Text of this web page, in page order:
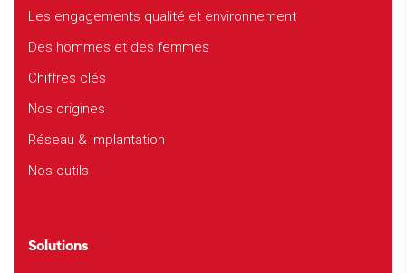
Les engagements qualité et environnement
Des hommes et des femmes
Chiffres clés
Nos origines
Réseau & implantation
Nos outils
Solutions